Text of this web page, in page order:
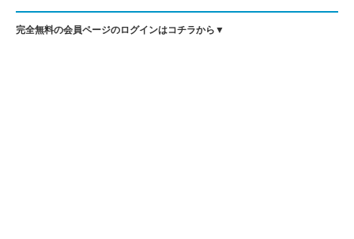
完全無料の会員ページのログインはコチラから▼